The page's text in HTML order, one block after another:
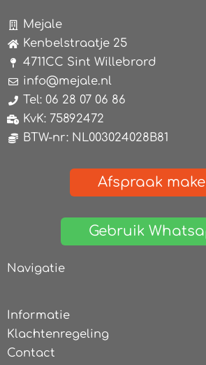
Mejale
Kenbelstraatje 25
4711CC Sint Willebrord
info@mejale.nl
Tel: 06 28 07 06 86
KvK: 75892472
BTW-nr: NL003024028B81
Afspraak
Gebruik
Navigatie
Informatie
Klachtenregeling
Contact